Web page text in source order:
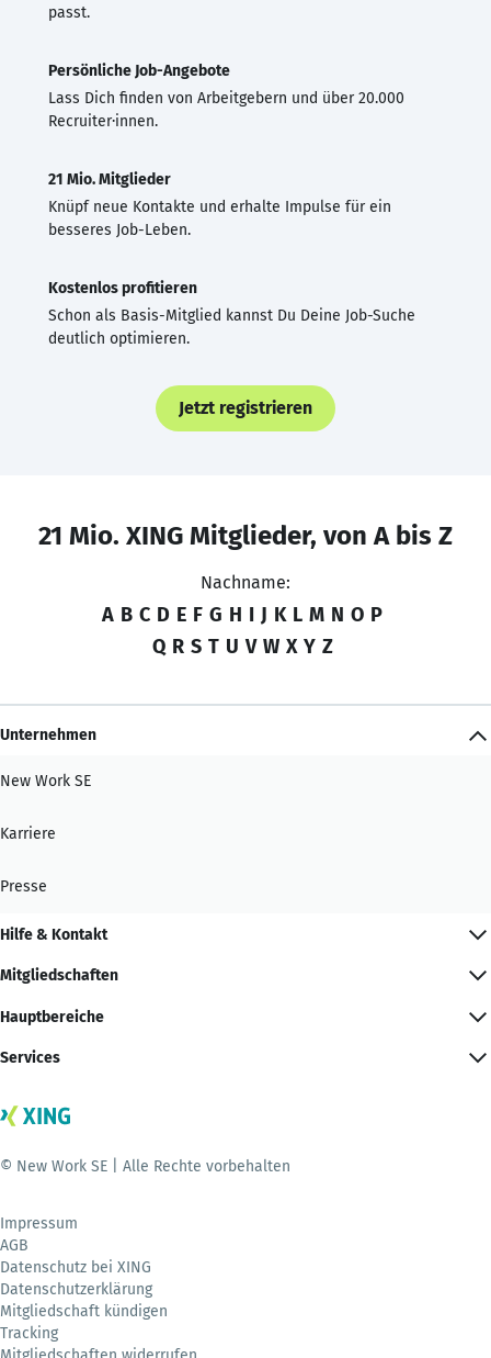
passt.
Persönliche Job-Angebote
Lass Dich finden von Arbeitgebern und über 20.000
Recruiter·innen.
21 Mio. Mitglieder
Knüpf neue Kontakte und erhalte Impulse für ein
besseres Job-Leben.
Kostenlos profitieren
Schon als Basis-Mitglied kannst Du Deine Job-Suche
deutlich optimieren.
Jetzt registrieren
21 Mio. XING Mitglieder, von A bis Z
Nachname:
A B C D E F G H I J K L M N O P
Q R S T U V W X Y Z
Unternehmen
New Work SE
Karriere
Presse
Hilfe & Kontakt
Mitgliedschaften
Hauptbereiche
Services
© New Work SE | Alle Rechte vorbehalten
Impressum
AGB
Datenschutz bei XING
Datenschutzerklärung
Mitgliedschaft kündigen
Tracking